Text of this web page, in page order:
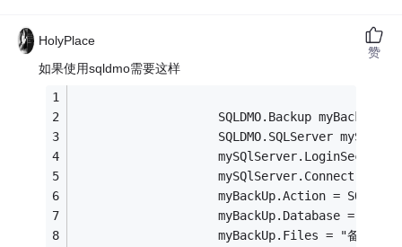
HolyPlace
如果使用sqldmo需要这样
                    SQLDMO.Backup myBackUp =
SQLDMO.SQLServer
mySQlServer.LoginSecure
myBackUp.Action =
myBackUp.Database = "数据
myBackUp.Files = "备份文件
赞